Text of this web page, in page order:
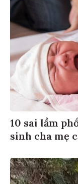
10 sai lầm
sinh cha mẹ